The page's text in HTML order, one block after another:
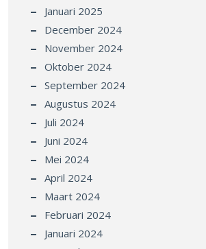
Januari 2025
December 2024
November 2024
Oktober 2024
September 2024
Augustus 2024
Juli 2024
Juni 2024
Mei 2024
April 2024
Maart 2024
Februari 2024
Januari 2024